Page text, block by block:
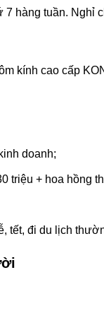
hàng tuần. Nghỉ
kính cao cấp
doanh;
triệu + hoa hồng
đi du lịch